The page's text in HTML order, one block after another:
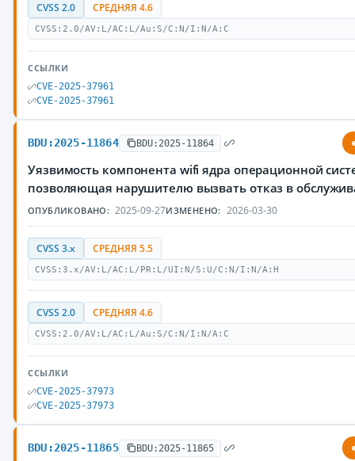
CVSS 2.0 СРЕДНЯЯ 4.6
CVSS:2.0/AV:L/AC:L/Au:S/C:N/I:N/A:C
ССЫЛКИ
CVE-2025-37961
CVE-2025-37961
BDU:2025-11864 BDU:2025-11864
Уязвимость компонента wifi ядра операционной
позволяющая нарушителю вызвать отказ в
ОПУБЛИКОВАНО: 2025-09-27ИЗМЕНЕНО: 2026-03-30
CVSS 3.x СРЕДНЯЯ 5.5
CVSS:3.x/AV:L/AC:L/PR:L/UI:N/S:U/C:N/I:N/A:H
CVSS 2.0 СРЕДНЯЯ 4.6
CVSS:2.0/AV:L/AC:L/Au:S/C:N/I:N/A:C
ССЫЛКИ
CVE-2025-37973
CVE-2025-37973
BDU:2025-11865 BDU:2025-11865